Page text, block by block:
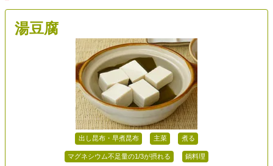
湯豆腐
出し昆布・早煮昆布 主菜 煮る
マグネシウム不足量の1/3が摂れる 鍋料理